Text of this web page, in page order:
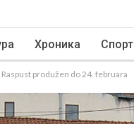
Хроника Спорт
Raspust produžen do 24. februara